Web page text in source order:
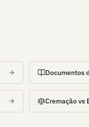
Documentos
Cremação vs